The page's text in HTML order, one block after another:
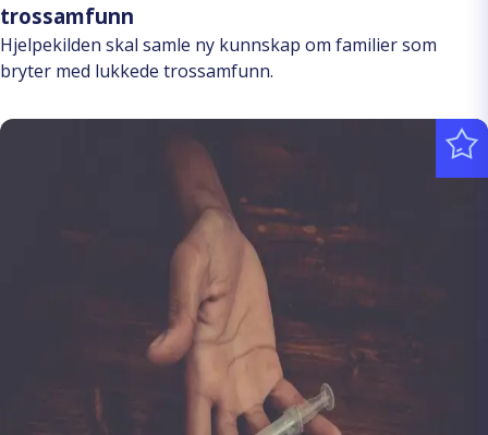
trossamfunn
Hjelpekilden skal samle ny kunnskap om familier som
bryter med lukkede trossamfunn.